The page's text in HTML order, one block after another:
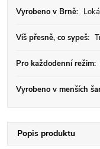
Vyrobeno v Brně:
Víš přesně, co sypeš:
Pro každodenní režim:
Vyrobeno v menších
Popis produktu